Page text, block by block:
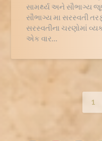
સામર્થ્ય અને સૌભાગ્ય
સૌભાગ્ય મા સરસ્વતી
સરસ્વતીના ચરણોમાં
એક વાર…
1